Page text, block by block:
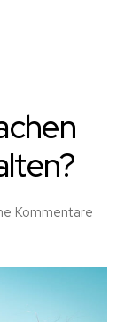
Kommentare